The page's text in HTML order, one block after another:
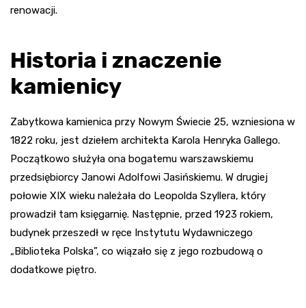
renowacji.
Historia i znaczenie
kamienicy
Zabytkowa kamienica przy Nowym Świecie 25, wzniesiona w
1822 roku, jest dziełem architekta Karola Henryka Gallego.
Początkowo służyła ona bogatemu warszawskiemu
przedsiębiorcy Janowi Adolfowi Jasińskiemu. W drugiej
połowie XIX wieku należała do Leopolda Szyllera, który
prowadził tam księgarnię. Następnie, przed 1923 rokiem,
budynek przeszedł w ręce Instytutu Wydawniczego
„Biblioteka Polska”, co wiązało się z jego rozbudową o
dodatkowe piętro.